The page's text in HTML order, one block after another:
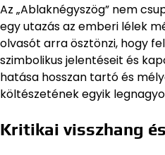
Az „Ablaknégyszög” nem
egy utazás az emberi lélek
olvasót arra ösztönzi, hogy
szimbolikus jelentéseit és
hatása hosszan tartó és
költészetének egyik
Kritikai visszhang